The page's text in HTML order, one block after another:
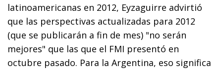
latinoamericanas en 2012, Eyzaguirre advirtió
que las perspectivas actualizadas para 2012
(que se publicarán a fin de mes) "no serán
mejores" que las que el FMI presentó en
octubre pasado. Para la Argentina, eso significa